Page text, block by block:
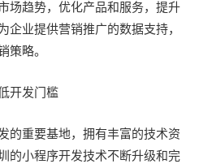
场趋势，优化产品和服务，提升
业提供营销推广的数据支持，
策略。
开发门槛
的重要基地，拥有丰富的技术资
的小程序开发技术不断升级和完